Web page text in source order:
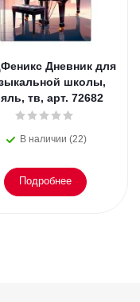
Дневник для
школы,
тв, арт. 72682
В наличии (22)
Подробнее